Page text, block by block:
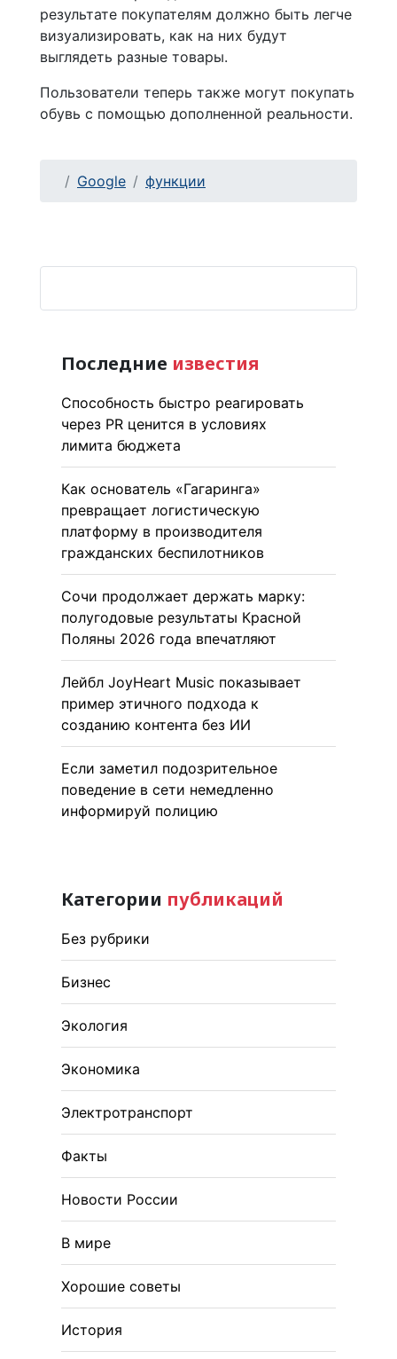
результате покупателям должно быть легче
визуализировать, как на них будут
выглядеть разные товары.
Пользователи теперь также могут покупать
обувь с помощью дополненной реальности.
Google функции
Последние известия
Способность быстро реагировать
через PR ценится в условиях
лимита бюджета
Как основатель «Гагаринга»
превращает логистическую
платформу в производителя
гражданских беспилотников
Сочи продолжает держать марку:
полугодовые результаты Красной
Поляны 2026 года впечатляют
Лейбл JoyHeart Music показывает
пример этичного подхода к
созданию контента без ИИ
Если заметил подозрительное
поведение в сети немедленно
информируй полицию
Категории публикаций
Без рубрики
Бизнес
Экология
Экономика
Электротранспорт
Факты
Новости России
В мире
Хорошие советы
История